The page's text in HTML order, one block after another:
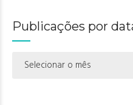
Publicações por
Selecionar o mês